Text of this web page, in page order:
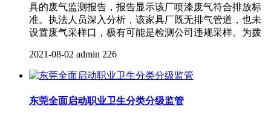
具的废气监测报告，报告显示该厂喷漆废气符合排放标
准。执法人员深入分析，该家具厂既无排气管道，也未
设置废气采样口，极有可能是检测公司违规采样。为拨
2021-08-02 admin 226
东莞全面启动职业卫生分类分级监管